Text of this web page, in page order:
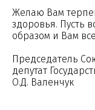
Желаю Вам
здоровья. Пусть
образом и Вам
Председатель
депутат
О.Д. Валенчук